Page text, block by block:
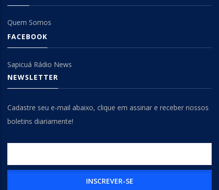
Quem Somos
FACEBOOK
Sapicuá Rádio News
NEWSLETTER
Cadastre seu e-mail abaixo, clique em assinar e receber nossos
boletins diariamente!